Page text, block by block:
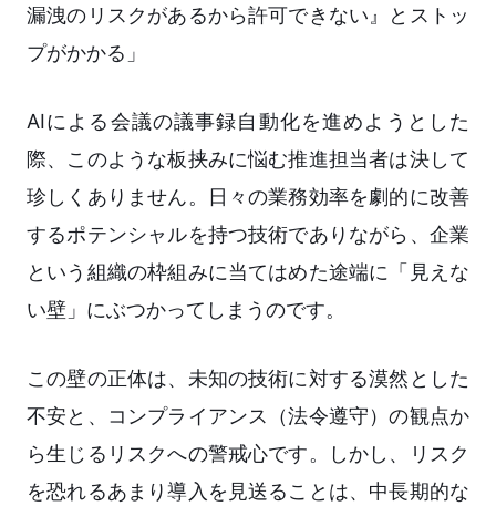
漏洩のリスクがあるから許可できない』とストッ
プがかかる」
AIによる会議の議事録自動化を進めようとした
際、このような板挟みに悩む推進担当者は決して
珍しくありません。日々の業務効率を劇的に改善
するポテンシャルを持つ技術でありながら、企業
という組織の枠組みに当てはめた途端に「見えな
い壁」にぶつかってしまうのです。
この壁の正体は、未知の技術に対する漠然とした
不安と、コンプライアンス（法令遵守）の観点か
ら生じるリスクへの警戒心です。しかし、リスク
を恐れるあまり導入を見送ることは、中長期的な